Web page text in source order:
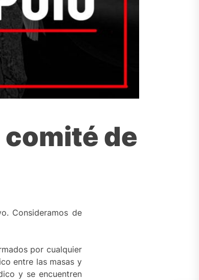
comité de
Consideramos de
por cualquier
entre las masas y
y se encuentren